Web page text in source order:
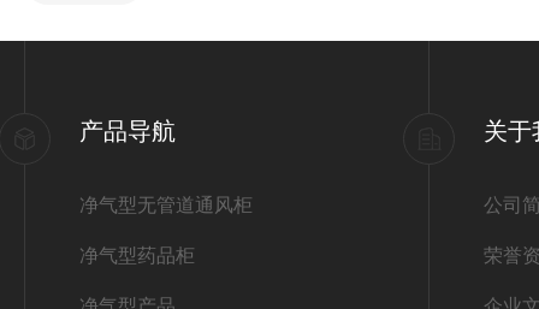
产品导航
净气型无管道通风柜
净气型药品柜
关于
公司
荣誉